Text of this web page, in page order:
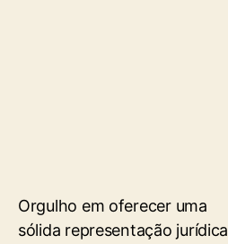
Orgulho em oferecer uma
sólida representação jurídica